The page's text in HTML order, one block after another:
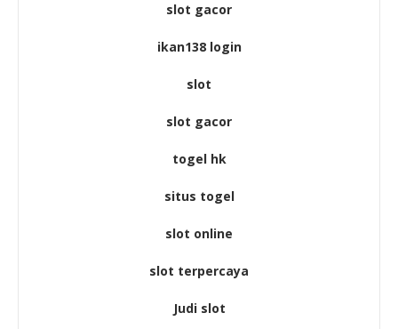
slot gacor
ikan138 login
slot
slot gacor
togel hk
situs togel
slot online
slot terpercaya
Judi slot